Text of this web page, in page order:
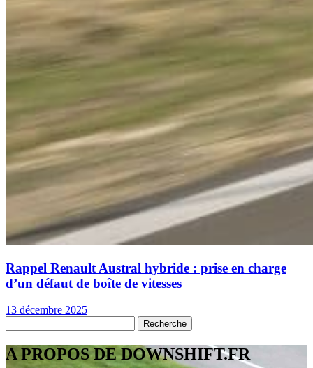
Rappel Renault Austral hybride : prise en charge
d’un défaut de boîte de vitesses
13 décembre 2025
A PROPOS DE DOWNSHIFT.FR